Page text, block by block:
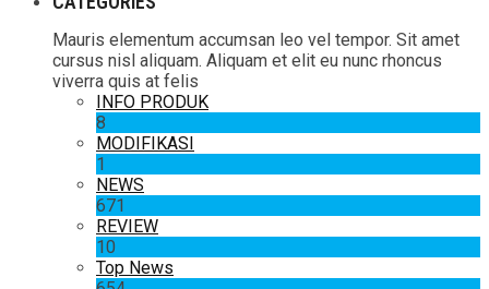
Mauris elementum accumsan leo vel tempor. Sit amet
cursus nisl aliquam. Aliquam et elit eu nunc rhoncus
viverra quis at felis
INFO PRODUK
8
MODIFIKASI
1
NEWS
671
REVIEW
10
Top News